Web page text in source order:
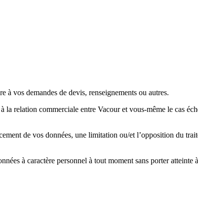
à vos demandes de devis, renseignements ou autres.
la relation commerciale entre Vacour et vous-même le cas
de vos données, une limitation ou/et l’opposition du
à caractère personnel à tout moment sans porter